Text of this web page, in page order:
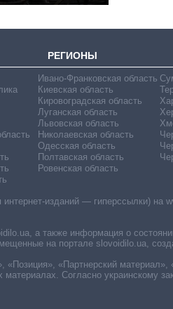
РЕГИОНЫ
Ивано-Франковская область
Киевская область
Кировоградская область
Луганская область
Львовская область
Николаевская область
Одесская область
Полтавская область
Ровенская область
изданий — гиперссылки) на
а также информация о
на портале slovoidilo.ua,
«Партнерский материал»,
Согласно украинскому